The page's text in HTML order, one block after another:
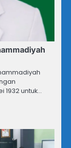
1932 untuk…